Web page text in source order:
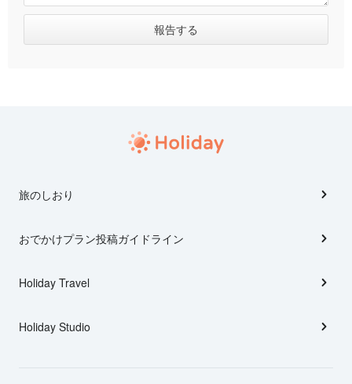
旅のしおり
おでかけプラン投稿ガイドライン
Holiday Travel
Holiday Studio